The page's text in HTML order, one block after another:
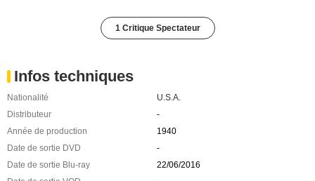
1 Critique Spectateur
Infos techniques
Nationalité
U.S.A.
Distributeur
-
Année de production
1940
Date de sortie DVD
-
Date de sortie Blu-ray
22/06/2016